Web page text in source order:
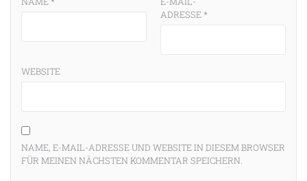
ADRESSE*
WEBSITE
NAME, E-MAIL-ADRESSE UND WEBSITE IN DIESEM BROWSER
FÜR MEINEN NÄCHSTEN KOMMENTAR SPEICHERN.